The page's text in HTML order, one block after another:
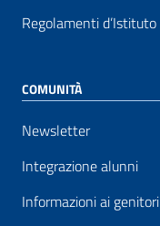
Regolamenti d’Istituto
COMUNITÀ
Newsletter
Integrazione alunni
Informazioni ai genitori